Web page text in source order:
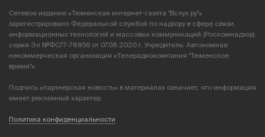
Сетевое издание «Тюменская интернет-газета "Вслух.ру"»
зарегистрировано Федеральной службой по надзору в сфере связи,
информационных технологий и массовых коммуникаций (Роскомнадзор),
серия Эл №ФС77-78856 от 07.08.2020 г. Учредитель: Автономная
некоммерческая организация «Телерадиокомпания "Тюменское
время"».
Подпись «партнерская новость» в материалах означает, что информация
имеет рекламный характер.
Политика конфиденциальности